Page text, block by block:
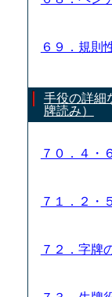
６９．規則
手役の詳細
牌読み）
７０．４・
７１．２・
７２．字牌